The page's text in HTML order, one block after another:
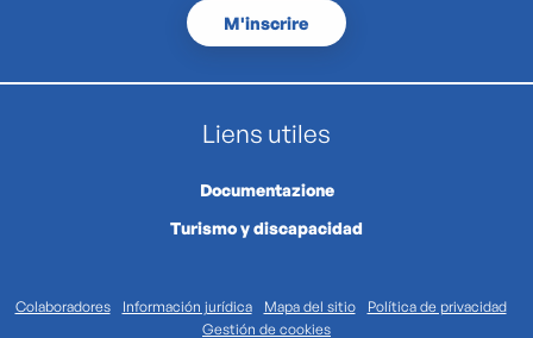
M'inscrire
Liens utiles
Documentazione
Turismo y discapacidad
Colaboradores Información jurídica Mapa del sitio
Política de privacidad
Gestión de cookies